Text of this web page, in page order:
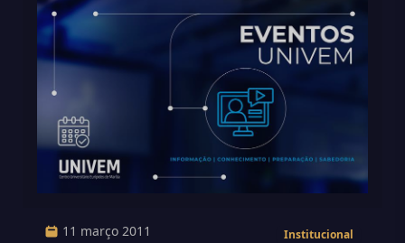
11 março 2011 Institucional